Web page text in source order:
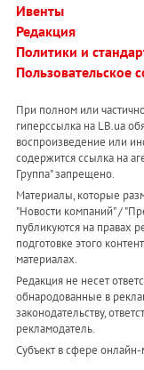
Ивенты
Редакция
Политики и
Пользовательское
При полном или
гиперссылка на LB.ua
воспроизведение или
содержится ссылка на
Группа" запрещено.
Материалы, которые
"Новости компаний" /
публикуются на правах
подготовке этого
материалах.
Редакция не несет
обнародованные в
законодательству,
рекламодатель.
Субъект в сфере